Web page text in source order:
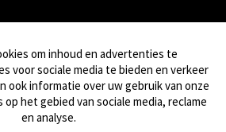
Horse
om inhoud en advertenties te
voor sociale media te bieden en verkeer
ook informatie over uw gebruik van onze
het gebied van sociale media, reclame
en analyse.